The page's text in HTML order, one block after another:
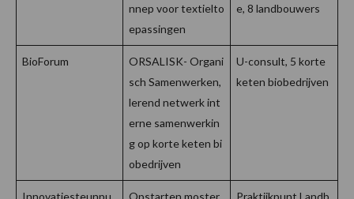
nnep voor textielto
epassingen
e, 8 landbouwers
BioForum
ORSALISK- Organi
sch Samenwerken,
lerend netwerk int
erne samenwerkin
g op korte keten bi
obedrijven
U-consult, 5 korte
keten biobedrijven
Innovatiesteunpu
Opstarten moster
Praktijkpunt Landb